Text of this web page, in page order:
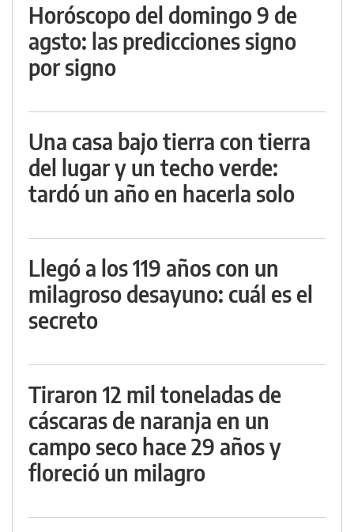
Horóscopo del domingo 9 de
agsto: las predicciones signo
por signo
Una casa bajo tierra con tierra
del lugar y un techo verde:
tardó un año en hacerla solo
Llegó a los 119 años con un
milagroso desayuno: cuál es el
secreto
Tiraron 12 mil toneladas de
cáscaras de naranja en un
campo seco hace 29 años y
floreció un milagro